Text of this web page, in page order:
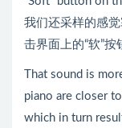
我们还采样的感
击界面上的“软”按
That sound is
piano are closer
which in turn